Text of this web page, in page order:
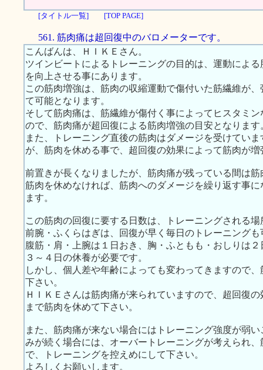
[タイトル一覧] [TOP PAGE]
561. 筋肉痛は超回復中のバロメーターです。
こんばんは、ＨＩＫＥさん。
ツインビートによるトレーニングの目的は、運動によ
を向上させる事にあります。
この筋肉増強は、筋肉の収縮運動で傷付いた筋繊維が
て可能となります。
そして筋肉痛は、筋繊維が傷付く事によってヒスタミ
ので、筋肉痛が超回復による筋肉増強の目安となります
また、トレーニング直後の筋肉はダメージを受けてい
が、筋肉を休める事で、超回復の効果によって筋肉が増
前置きが長くなりましたが、筋肉痛が残っている間は
筋肉を休めなければ、筋肉へのダメージを繰り返す事
ます。
この筋肉の回復に要する日数は、トレーニングされる
前腕・ふくらはぎは、回復が早く毎日のトレーニングも
腹筋・肩・上腕は１日おき、胸・ふともも・おしりは
３～４日の休養が必要です。
しかし、個人差や年齢によっても変わってきますので
下さい。
ＨＩＫＥさんは筋肉痛が来られていますので、超回復
まで筋肉を休めて下さい。
また、筋肉痛が来ない場合にはトレーニング強度が弱
みが続く場合には、オーバートレーニングが考えられ
で、トレーニングを控えめにして下さい。
よろしくお願いします。